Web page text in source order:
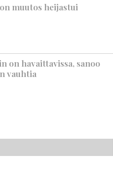
muutos heijastui
on havaittavissa, sanoo
vauhtia